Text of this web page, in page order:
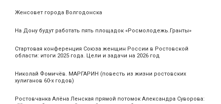
Женсовет города Волгодонска
На Дону будут работать пять площадок «Росмолодежь.Гранты»
Стартовая конференция Союза женщин России в Ростовской
области: итоги 2025 года. Цели и задачи на 2026 год
Николай Фомичёв. МАРГАРИН (повесть из жизни ростовских
хулиганов 60-х годов)
Ростовчанка Алёна Ленская прямой потомок Александра Суворова: